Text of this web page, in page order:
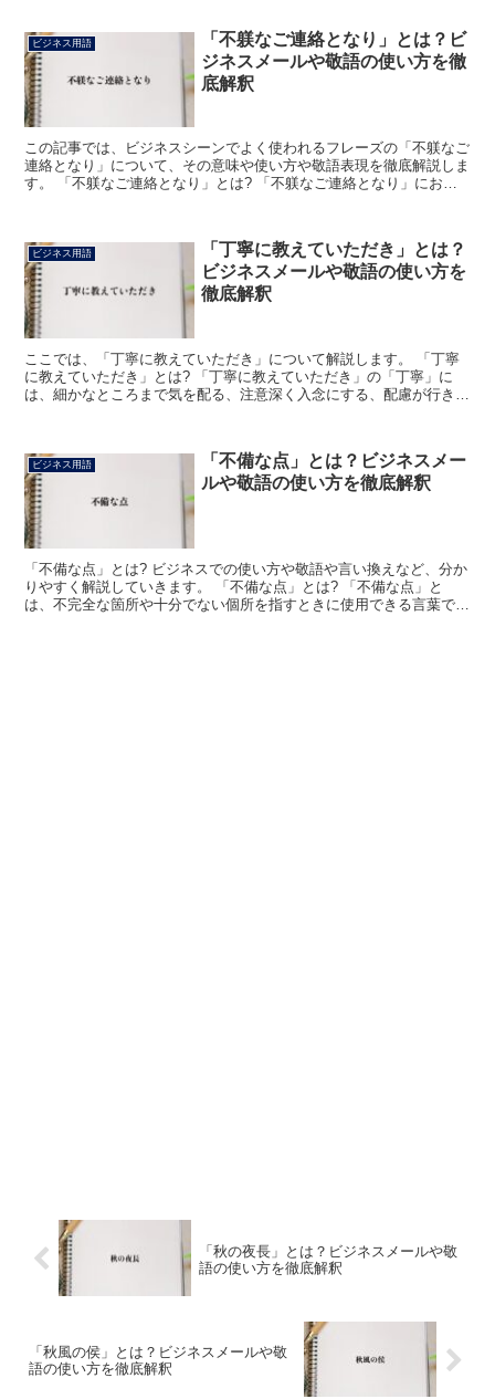
ビジネス用語
「不躾なご連絡となり」とは？ビ
ジネスメールや敬語の使い方を徹
底解釈
この記事では、ビジネスシーンでよく使われるフレーズの「不躾なご
連絡となり」について、その意味や使い方や敬語表現を徹底解説しま
す。 「不躾なご連絡となり」とは? 「不躾なご連絡となり」におけ
ビジネス用語
「丁寧に教えていただき」とは？
ビジネスメールや敬語の使い方を
徹底解釈
ここでは、「丁寧に教えていただき」について解説します。 「丁寧
に教えていただき」とは? 「丁寧に教えていただき」の「丁寧」に
は、細かなところまで気を配る、注意深く入念にする、配慮が行き届
ビジネス用語
「不備な点」とは？ビジネスメー
ルや敬語の使い方を徹底解釈
「不備な点」とは? ビジネスでの使い方や敬語や言い換えなど、分か
りやすく解説していきます。 「不備な点」とは? 「不備な点」と
は、不完全な箇所や十分でない個所を指すときに使用できる言葉で
「秋の夜長」とは？ビジネスメールや敬
語の使い方を徹底解釈
「秋風の侯」とは？ビジネスメールや敬
語の使い方を徹底解釈